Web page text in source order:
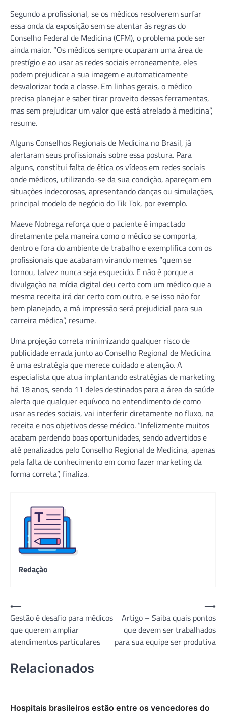
Segundo a profissional, se os médicos resolverem surfar
essa onda da exposição sem se atentar às regras do
Conselho Federal de Medicina (CFM), o problema pode ser
ainda maior. “Os médicos sempre ocuparam uma área de
prestígio e ao usar as redes sociais erroneamente, eles
podem prejudicar a sua imagem e automaticamente
desvalorizar toda a classe. Em linhas gerais, o médico
precisa planejar e saber tirar proveito dessas ferramentas,
mas sem prejudicar um valor que está atrelado à medicina”,
resume.
Alguns Conselhos Regionais de Medicina no Brasil, já
alertaram seus profissionais sobre essa postura. Para
alguns, constitui falta de ética os vídeos em redes sociais
onde médicos, utilizando-se da sua condição, apareçam em
situações indecorosas, apresentando danças ou simulações,
principal modelo de negócio do Tik Tok, por exemplo.
Maeve Nobrega reforça que o paciente é impactado
diretamente pela maneira como o médico se comporta,
dentro e fora do ambiente de trabalho e exemplifica com os
profissionais que acabaram virando memes “quem se
tornou, talvez nunca seja esquecido. E não é porque a
divulgação na mídia digital deu certo com um médico que a
mesma receita irá dar certo com outro, e se isso não for
bem planejado, a má impressão será prejudicial para sua
carreira médica”, resume.
Uma projeção correta minimizando qualquer risco de
publicidade errada junto ao Conselho Regional de Medicina
é uma estratégia que merece cuidado e atenção. A
especialista que atua implantando estratégias de marketing
há 18 anos, sendo 11 deles destinados para a área da saúde
alerta que qualquer equívoco no entendimento de como
usar as redes sociais, vai interferir diretamente no fluxo, na
receita e nos objetivos desse médico. “Infelizmente muitos
acabam perdendo boas oportunidades, sendo advertidos e
até penalizados pelo Conselho Regional de Medicina, apenas
pela falta de conhecimento em como fazer marketing da
forma correta”, finaliza.
Redação
Navegação
de
Post
⟵
Gestão é desafio para médicos
que querem ampliar
atendimentos particulares
Artigo – Saiba quais pontos
que devem ser trabalhados
para sua equipe ser produtiva
⟶
Relacionados
Hospitais brasileiros estão entre os vencedores do